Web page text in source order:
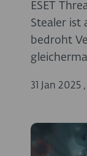
ESET
Stealer ist
bedroht
31 Jan 2025 ,